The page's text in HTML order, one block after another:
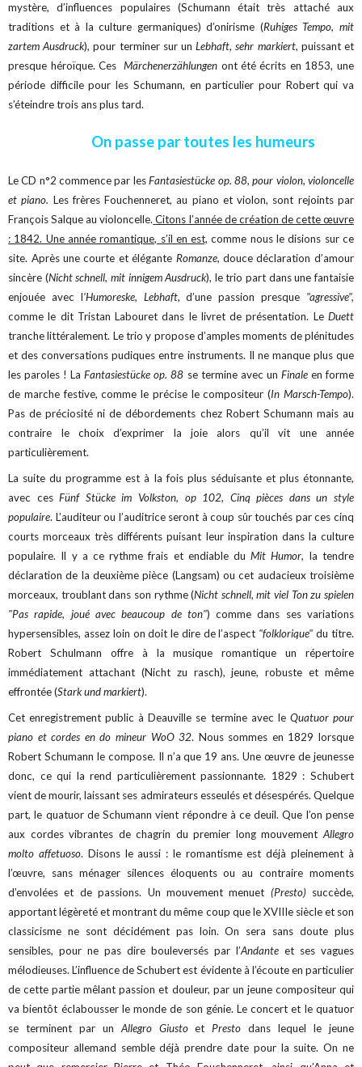
mystère, d’influences populaires (Schumann était très attaché aux
traditions et à la culture germaniques) d’onirisme (Ruhiges Tempo, mit
zartem Ausdruck), pour terminer sur unLebhaft, sehr markiert, puissant et
presque héroïque. CesMärchenerzählungen ont été écrits en 1853, une
période difficile pour les Schumann, en particulier pour Robert qui va
s’éteindre trois ans plus tard.
On passe par toutes les humeurs
Le CD n°2 commence par lesFantasiestücke op. 88, pour violon, violoncelle
et piano. Les frères Fouchenneret, au piano et violon, sont rejoints par
François Salque au violoncelle. Citons l’année de création de cette œuvre
: 1842. Une année romantique, s’il en est, comme nous le disions sur ce
site. Après une courte et élégante Romanze, douce déclaration d’amour
sincère (Nicht schnell, mit innigem Ausdruck), le trio part dans une fantaisie
enjouée avec l’Humoreske, Lebhaft, d’une passion presque "agressive",
comme le dit Tristan Labouret dans le livret de présentation. Le Duett
tranche littéralement. Le trio y propose d’amples moments de plénitudes
et des conversations pudiques entre instruments. Il ne manque plus que
les paroles ! La Fantasiestücke op. 88 se termine avec un Finaleen forme
de marche festive, comme le précise le compositeur (In Marsch-Tempo).
Pas de préciosité ni de débordements chez Robert Schumann mais au
contraire le choix d’exprimer la joie alors qu’il vit une année
particulièrement.
La suite du programme est à la fois plus séduisante et plus étonnante,
avec cesFünf Stücke im Volkston, op 102, Cinq pièces dans un style
populaire. L’auditeur ou l’auditrice seront à coup sûr touchés par ces cinq
courts morceaux très différents puisant leur inspiration dans la culture
populaire. Il y a ce rythme frais et endiable duMit Humor, la tendre
déclaration de la deuxième pièce (Langsam) ou cet audacieux troisième
morceaux, troublant dans son rythme (Nicht schnell, mit viel Ton zu spielen
"Pas rapide, joué avec beaucoup de ton") comme dans ses variations
hypersensibles, assez loin on doit le dire de l’aspect "folklorique" du titre.
Robert Schulmann offre à la musique romantique un répertoire
immédiatement attachant (Nicht zu rasch), jeune, robuste et même
effrontée (Stark und markiert).
Cet enregistrement public à Deauville se termine avec leQuatuor pour
piano et cordes en do mineur WoO 32. Nous sommes en 1829 lorsque
Robert Schumann le compose. Il n’a que 19 ans. Une œuvre de jeunesse
donc, ce qui la rend particulièrement passionnante. 1829 : Schubert
vient de mourir, laissant ses admirateurs esseulés et désespérés. Quelque
part, le quatuor de Schumann vient répondre à ce deuil. Que l’on pense
aux cordes vibrantes de chagrin du premier long mouvementAllegro
molto affetuoso. Disons le aussi : le romantisme est déjà pleinement à
l’œuvre, sans ménager silences éloquents ou au contraire moments
d’envolées et de passions. Un mouvement menuet (Presto) succède,
apportant légèreté et montrant du même coup que le XVIIIe siècle et son
classicisme ne sont décidément pas loin. On sera sans doute plus
sensibles, pour ne pas dire bouleversés par l’Andante et ses vagues
mélodieuses. L’influence de Schubert est évidente à l’écoute en particulier
de cette partie mêlant passion et douleur, par un jeune compositeur qui
va bientôt éclabousser le monde de son génie. Le concert et le quatuor
se terminent par unAllegro GiustoetPresto dans lequel le jeune
compositeur allemand semble déjà prendre date pour la suite. On ne